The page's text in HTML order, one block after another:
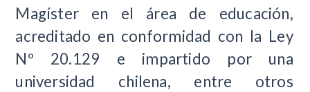
Magíster en el área de educación,
acreditado en conformidad con la Ley
Nº 20.129 e impartido por una
universidad chilena, entre otros